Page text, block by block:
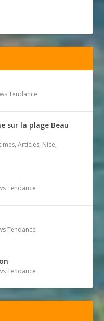
Tendance
sur la plage Beau
,Articles, Nice,
Tendance
Tendance
Tendance